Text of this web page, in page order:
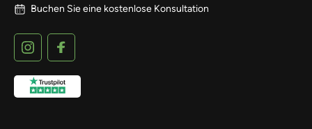
Buchen Sie eine kostenlose Konsultation